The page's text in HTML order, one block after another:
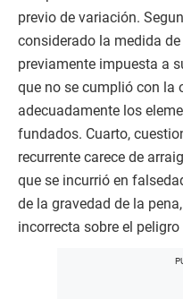
previo de variación.
considerado la medida
previamente impuesta a
que no se cumplió con la
adecuadamente los
fundados. Cuarto,
recurrente carece de
que se incurrió en
de la gravedad de la
incorrecta sobre el